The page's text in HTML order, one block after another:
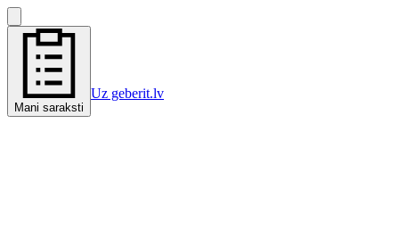
Mani saraksti
Uz geberit.lv